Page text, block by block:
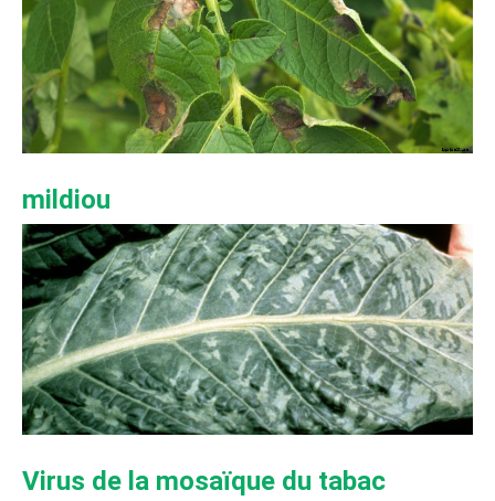
mildiou
Virus de la mosaïque du tabac